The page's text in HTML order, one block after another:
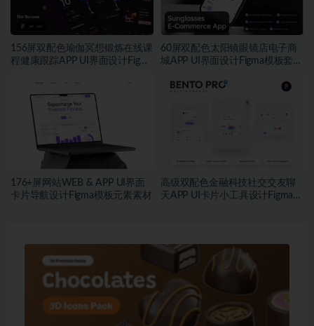
156屏双配色瑜伽冥想锻炼在线课
程健康跟踪APP UI界面设计Figma
60屏双配色太阳镜眼镜店电子商
城APP UI界面设计Figma模板套件
176+屏网站WEB & APP UI界面
卡片导航设计Figma模板元素素材
高级双配色金融科技社交交友聊
天APP UI卡片小工具设计Figma格